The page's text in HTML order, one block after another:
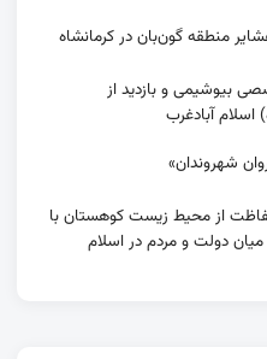
منطقه گون‌بان در کرمانشاه
بیوشیمی و بازدید از
اسلام آبادغرب
شهروندان»
از محیط زیست کوهستان با
دولت و مردم در اسلام